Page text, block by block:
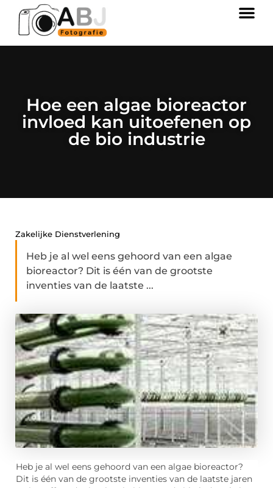
Hoe een algae bioreactor
invloed kan uitoefenen op
de bio industrie
Zakelijke Dienstverlening
Heb je al wel eens gehoord van een algae
bioreactor? Dit is één van de grootste
inventies van de laatste ...
Heb je al wel eens gehoord van een algae bioreactor?
Dit is één van de grootste inventies van de laatste jaren